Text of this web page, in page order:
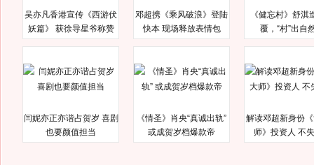
吴亦凡香港宣传《西游伏
妖篇》 获徐导星爷称赞
邓超携《乘风破浪》登陆
快本 现场释放表情包
《健忘村》舒淇
覆，“村”出自
闫妮亦正亦谐占贺岁 喜剧
也要颜值担当
《情圣》肖央“真诚出轨”
或成贺岁档爆款帝
解读邓超新身份
师》投资人 不